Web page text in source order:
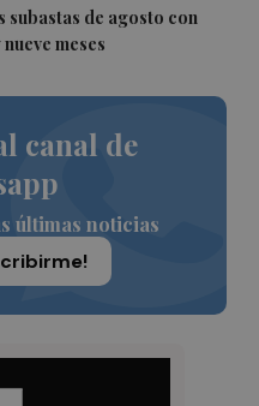
subastas de agosto con
meses
canal de
últimas noticias